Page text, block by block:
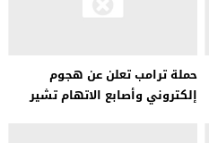
حملة ترامب تعلن عن هجوم
إلكتروني وأصابع الاتهام تشير